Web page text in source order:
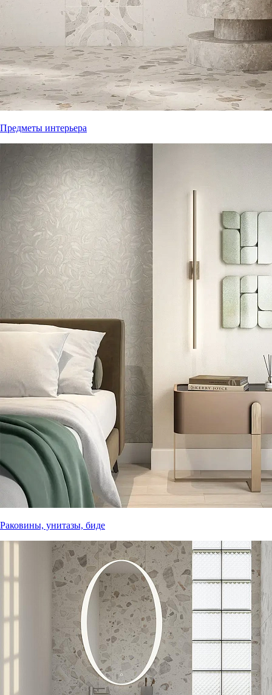
Предметы интерьера
Раковины, унитазы, биде